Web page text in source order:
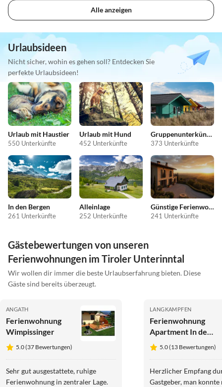
Alle anzeigen
Urlaubsideen
Nicht sicher, wohin es gehen soll? Entdecken Sie
perfekte Urlaubsideen!
Urlaub mit Haustier
550 Unterkünfte
Urlaub mit Hund
452 Unterkünfte
Gruppenunterkünfte
373 Unterkünfte
In den Bergen
261 Unterkünfte
Alleinlage
252 Unterkünfte
Günstige Ferienwohnungen
241 Unterkünfte
Gästebewertungen von unseren
Ferienwohnungen im Tiroler Unterinntal
Wir wollen dir immer die beste Urlaubserfahrung bieten. Diese
Gäste sind bereits überzeugt.
ANGATH
Ferienwohnung
Wimpissinger
5.0 (37 Bewertungen)
Sehr gut ausgestattete, ruhige
Ferienwohnung in zentraler Lage.
LANGKAMPFEN
Ferienwohnung
Apartment In der
Au
5.0 (13 Bewertungen)
Herzlicher Empfang
Gastgeber, man